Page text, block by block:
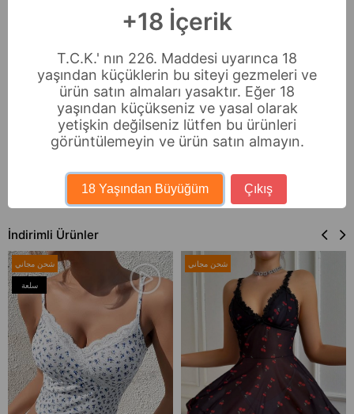
Materyal : %100 Cotton
Yıkama Talimatı : 30 derece sıcaklıkta hassas ve
tersten yıkama yapınız.
خيارات الدفع
الأسئلة المتداولة
الإرجاع والاستبدال
İndirimli Ürünler
شحن مجاني
سلعة
شحن مجاني
+18 İçerik
T.C.K.' nın 226. Maddesi uyarınca 18
yaşından küçüklerin bu siteyi gezmeleri ve
ürün satın almaları yasaktır. Eğer 18
yaşından küçükseniz ve yasal olarak
yetişkin değilseniz lütfen bu ürünleri
görüntülemeyin ve ürün satın almayın.
18 Yaşından Büyüğüm Çıkış